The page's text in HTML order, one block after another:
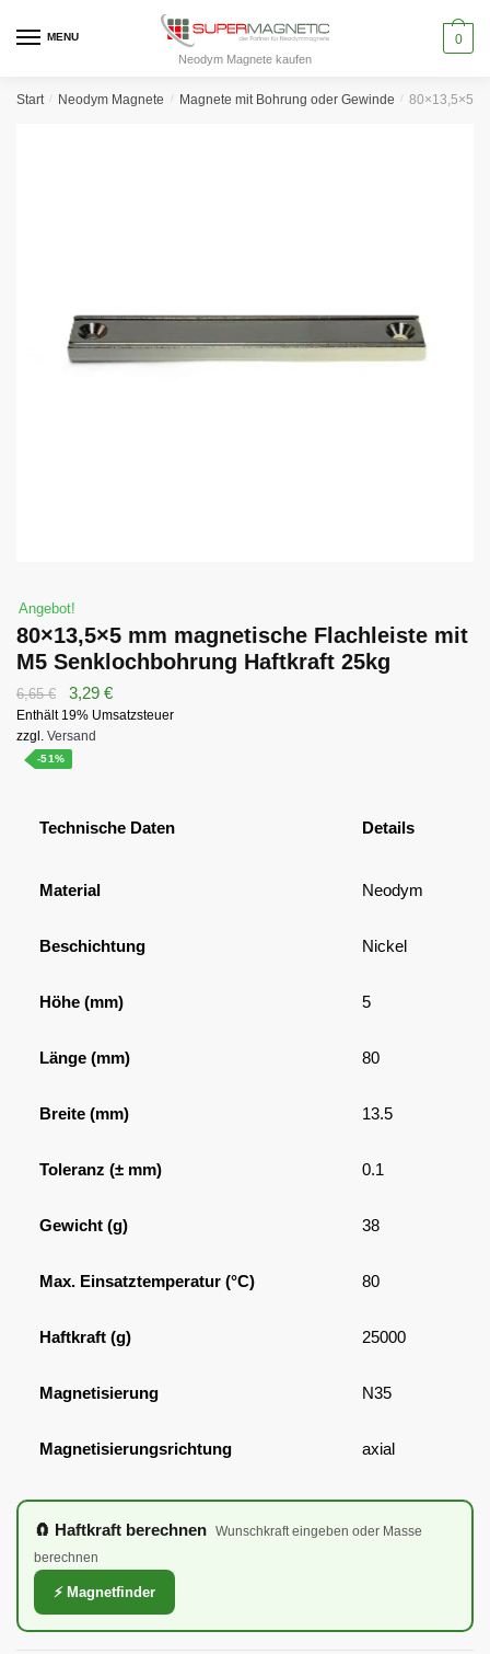
MENU
Neodym Magnete kaufen
0
Start / Neodym Magnete / Magnete mit Bohrung oder Gewinde / 80×13,5×5
Angebot!
80×13,5×5 mm magnetische Flachleiste mit
M5 Senklochbohrung Haftkraft 25kg
6,65€
Ursprünglicher
Preis
war:
6,65 €
3,29 €Aktueller
Preis
Enthält 19% Umsatzsteuer
zzgl. Versand
-51%
Technische Daten Details
Material Neodym
Beschichtung Nickel
Höhe (mm) 5
Länge (mm) 80
Breite (mm) 13.5
Toleranz (± mm) 0.1
Gewicht (g) 38
Max. Einsatztemperatur (°C) 80
Haftkraft (g) 25000
Magnetisierung N35
Magnetisierungsrichtung axial
🧲 Haftkraft berechnen Wunschkraft eingeben oder Masse
berechnen
⚡ Magnetfinder